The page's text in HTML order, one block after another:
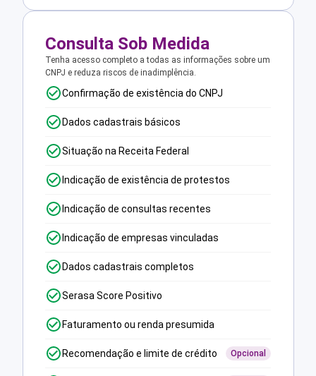
Consulta Sob Medida
Tenha acesso completo a todas as informações sobre um
CNPJ e reduza riscos de inadimplência.
Confirmação de existência do CNPJ
Dados cadastrais básicos
Situação na Receita Federal
Indicação de existência de protestos
Indicação de consultas recentes
Indicação de empresas vinculadas
Dados cadastrais completos
Serasa Score Positivo
Faturamento ou renda presumida
Recomendação e limite de crédito Opcional